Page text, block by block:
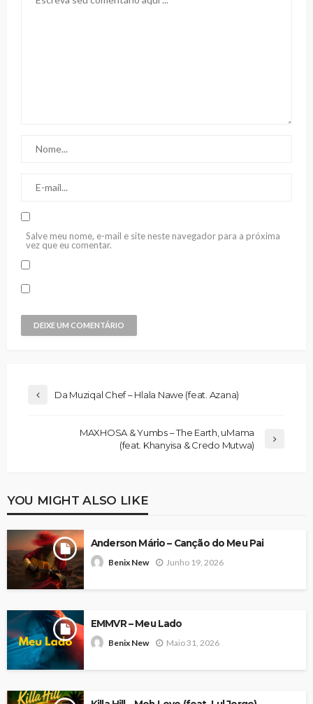
Salve meu nome, e-mail e site neste navegador para a próxima
vez que eu comentar.
Da Muziqal Chef – Hlala Nawe (feat. Azana)
MAXHOSA & Yumbs – The Earth, uMama
(feat. Khanyisa & Credo Mutwa)
YOU MIGHT ALSO LIKE
Anderson Mário – Canção do Meu Pai
Benix New Junho 19, 2026
EMMVR – Meu Lado
Benix New Maio 31, 2026